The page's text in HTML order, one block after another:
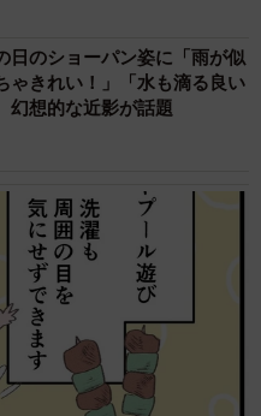
日のショーパン姿に「雨が似
ゃきれい！」「水も滴る良い
想的な近影が話題